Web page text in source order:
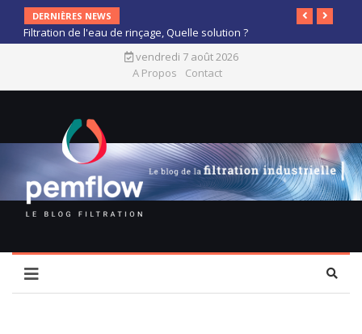
DERNIÈRES NEWS
Filtration de l'eau de rinçage, Quelle solution ?
vendredi 7 août 2026
A Propos
Contact